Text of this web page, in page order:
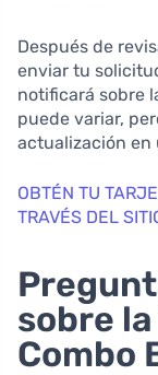
Después de
enviar tu
notificará sobre
puede variar,
actualización en
OBTÉN TU
TRAVÉS DEL
sobre
Combo